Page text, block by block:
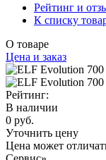
Рейтинг и
К списку
О товаре
Цена и заказ
Рейтинг:
В наличии
0 руб.
Уточнить цену
Цена может